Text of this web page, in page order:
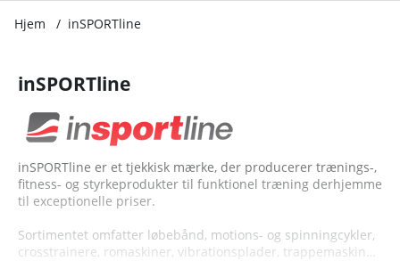
Hjem inSPORTline
inSPORTline
inSPORTline er et tjekkisk mærke, der producerer trænings-,
fitness- og styrkeprodukter til funktionel træning derhjemme
til exceptionelle priser.
Sortimentet omfatter løbebånd, motions- og spinningcykler,
crosstrainere, romaskiner, vibrationsplader, trappemaskiner,